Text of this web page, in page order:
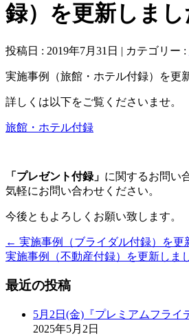
録）を更新しまし
投稿日 : 2019年7月31日 | カテゴリー :
実施事例（旅館・ホテル付録）を更
詳しくは以下をご覧くださいませ。
旅館・ホテル付録
「プレゼント付録」 に関するお問い
気軽にお問い合わせください。
今後ともよろしくお願い致します。
← 実施事例（ブライダル付録）を更
実施事例（不動産付録）を更新しま
最近の投稿
5月2日(金)『プレミアムフライ
2025年5月2日